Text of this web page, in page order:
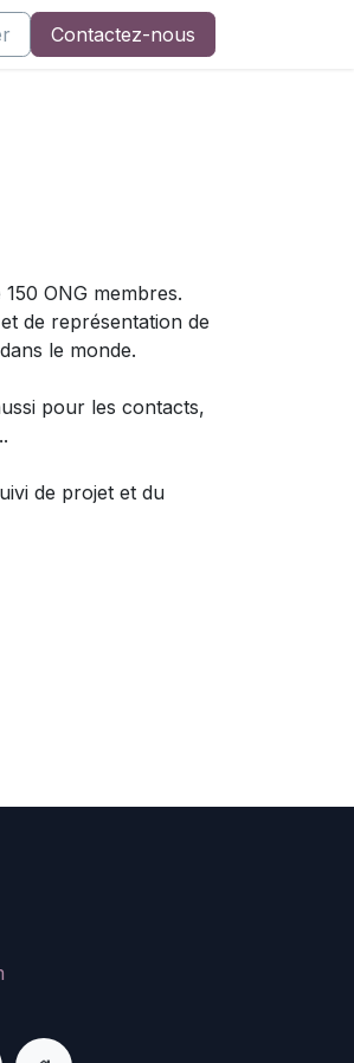
AsQualio Restez informé
Contactez-nous
ONG membres.
de représentation de
le monde.
pour les contacts,
de projet et du